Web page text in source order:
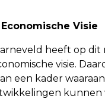
Visie
heeft op dit
visie.
een kader waaraan
kunnen